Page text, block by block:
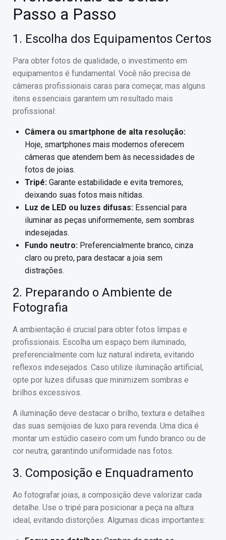
Passo a Passo
1. Escolha dos Equipamentos Certos
Para obter fotos de qualidade, o investimento em
equipamentos é fundamental. Você não precisa de
câmeras profissionais caras para começar, mas alguns
itens essenciais garantem um resultado mais
profissional:
Câmera ou smartphone de alta resolução:
Hoje, smartphones mais modernos oferecem
câmeras que atendem bem às necessidades de
fotos de joias.
Tripé: Garante estabilidade e evita tremores,
deixando suas fotos mais nítidas.
Luz de LED ou luzes difusas: Essencial para
iluminar as peças uniformemente, sem sombras
indesejadas.
Fundo neutro: Preferencialmente branco, cinza
claro ou preto, para destacar a joia sem
distrações.
2. Preparando o Ambiente de
Fotografia
A ambientação é crucial para obter fotos limpas e
profissionais. Escolha um espaço bem iluminado,
preferencialmente com luz natural indireta, evitando
reflexos indesejados. Caso utilize iluminação artificial,
opte por luzes difusas que minimizem sombras e
brilhos excessivos.
A iluminação deve destacar o brilho, textura e detalhes
das suas semijoias de luxo para revenda. Uma dica é
montar um estúdio caseiro com um fundo branco ou de
cor neutra, garantindo uniformidade nas fotos.
3. Composição e Enquadramento
Ao fotografar joias, a composição deve valorizar cada
detalhe. Use o tripé para posicionar a peça na altura
ideal, evitando distorções. Algumas dicas importantes: